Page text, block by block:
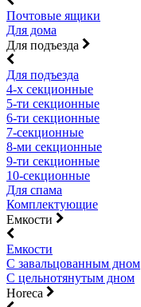
Почтовые ящики
Для дома
Для подъезда
Для подъезда
4-х секционные
5-ти секционные
6-ти секционные
7-секционные
8-ми секционные
9-ти секционные
10-секционные
Для спама
Комплектующие
Емкости
Емкости
С завальцованным дном
С цельнотянутым дном
Horeca